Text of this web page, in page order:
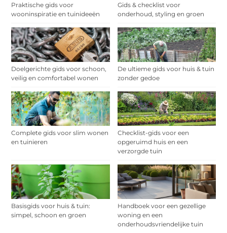
Praktische gids voor
wooninspiratie en tuinideeën
Gids & checklist voor
onderhoud, styling en groen
Doelgerichte gids voor schoon,
veilig en comfortabel wonen
De ultieme gids voor huis & tuin
zonder gedoe
Complete gids voor slim wonen
en tuinieren
Checklist-gids voor een
opgeruimd huis en een
verzorgde tuin
Basisgids voor huis & tuin:
simpel, schoon en groen
Handboek voor een gezellige
woning en een
onderhoudsvriendelijke tuin